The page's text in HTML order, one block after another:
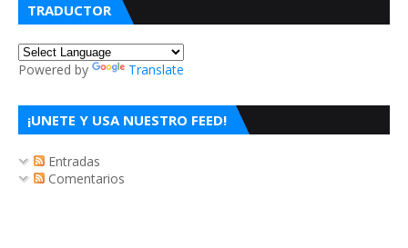
TRADUCTOR
Powered by Translate
¡UNETE Y USA NUESTRO FEED!
Entradas
Comentarios